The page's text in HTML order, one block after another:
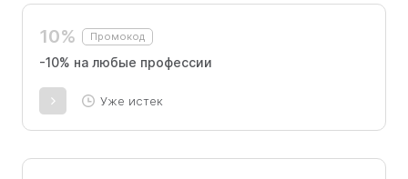
10% Промокод
-10% на любые профессии
Уже истек